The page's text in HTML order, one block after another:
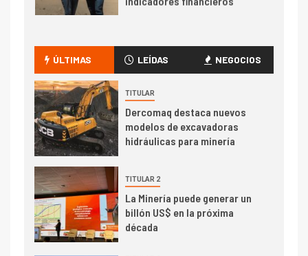
camión 100% eléctrico para
transportar cátodos al Puerto
2
Producción minera en mayo de
3
PIB minero impacta el
crecimiento regional: Banco
ÚLTIMAS LEÍDAS NEGOCIOS
TITULAR
Dercomaq destaca nuevos
modelos de excavadoras
hidráulicas para minería
TITULAR 2
La Minería puede generar un
billón US$ en la próxima
década